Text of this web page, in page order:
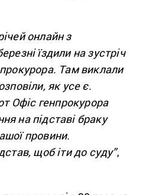
онлайн з
їздили на зустріч
Там виклали
як усе є.
Офіс генпрокурора
на підставі браку
провини.
щоб іти до суду”,